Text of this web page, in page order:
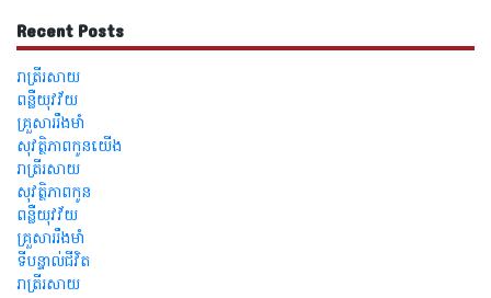
Recent Posts
រាត្រីរសាយ
ពន្លឺយុវវ័យ
គ្រួសាររឹងមាំ
សុវត្ថិភាពកូនយើង
រាត្រីរសាយ
សុវត្ថិភាពកូន
ពន្លឺយុវវ័យ
គ្រួសាររឹងមាំ
ទីបន្ទាល់ជីវិត
រាត្រីរសាយ